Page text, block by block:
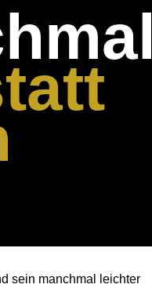
sein manchmal leichter